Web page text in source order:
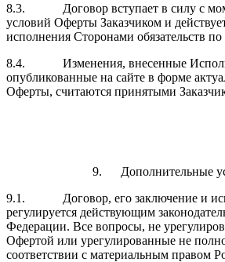
8.3. Договор вступает в силу с
условий Оферты Заказчиком и
исполнения Сторонами обязательств по
8.4. Изменения, внесенные
опубликованные на сайте в форме
Оферты, считаются принятыми
9. Дополнительные
9.1. Договор, его заключение и
регулируется действующим
Федерации. Все вопросы, не
Офертой или урегулированные не
соответствии с материальным правом